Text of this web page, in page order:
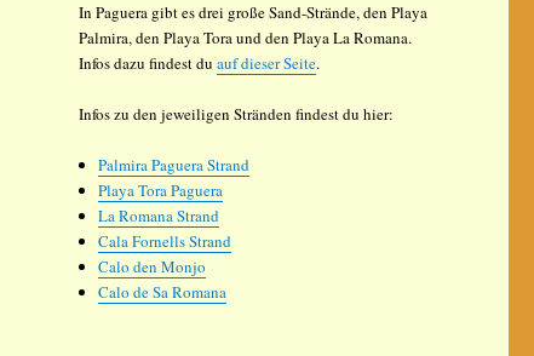
In Paguera gibt es drei große Sand-Strände, den Playa
Palmira, den Playa Tora und den Playa La Romana.
Infos dazu findest du auf dieser Seite.
Infos zu den jeweiligen Stränden findest du hier:
Palmira Paguera Strand
Playa Tora Paguera
La Romana Strand
Cala Fornells Strand
Calo den Monjo
Calo de Sa Romana